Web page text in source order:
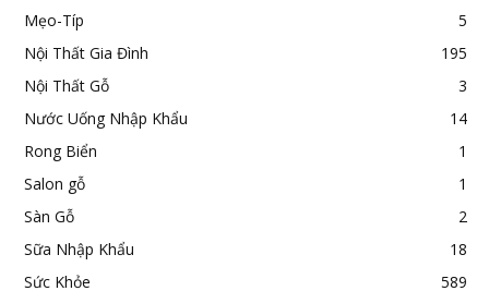
Mẹo-Típ
5
Nội Thất Gia Đình
195
Nội Thất Gỗ
3
Nước Uống Nhập Khẩu
14
Rong Biển
1
Salon gỗ
1
Sàn Gỗ
2
Sữa Nhập Khẩu
18
Sức Khỏe
589